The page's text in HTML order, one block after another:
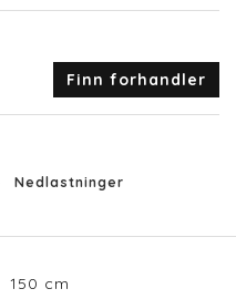
Finn forhandler
Nedlastninger
150 cm